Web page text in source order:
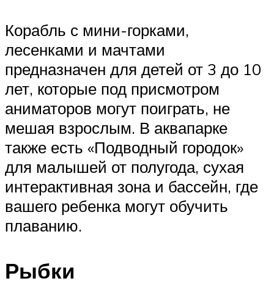
Корабль с мини-горками,
лесенками и мачтами
предназначен для детей от 3 до 10
лет, которые под присмотром
аниматоров могут поиграть, не
мешая взрослым. В аквапарке
также есть «Подводный городок»
для малышей от полугода, сухая
интерактивная зона и бассейн, где
вашего ребенка могут обучить
плаванию.
Рыбки